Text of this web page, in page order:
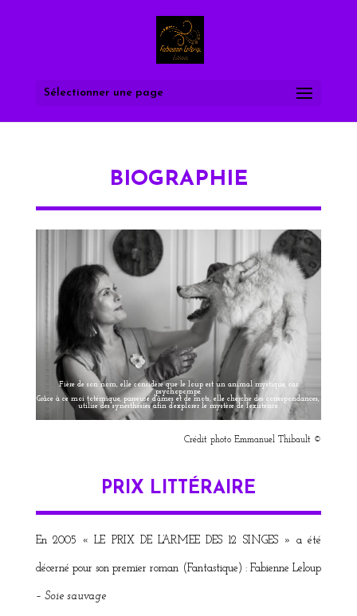
Sélectionner une page
BIOGRAPHIE
Fière de son nom, elle considère que le loup est un animal mystique, car
psychopompe.
Grâce à ce moi totémique, passeuse d’âmes et de mots, elle cherche des correspondances,
utilise des synesthésies afin d’explorer le mystère de l’existence.
Crédit photo Emmanuel Thibault ©
PRIX LITTÉRAIRE
En 2005 « LE PRIX DE L’ARMEE DES 12 SINGES » a été
décerné pour son premier roman (Fantastique) : Fabienne Leloup
– Soie sauvage